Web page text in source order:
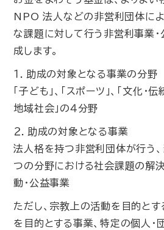
NPO 法人などの非営利団体によ
な課題に対して行う非営利事業
成します。
１．助成の対象となる事業の分野
「子ども」、「スポーツ」、「文化・
地域社会」の４分野
２．助成の対象となる事業
法人格を持つ非営利団体が行う
つの分野における社会課題の解
動・公益事業
ただし、宗教上の活動を目的と
を目的とする事業、特定の個人・